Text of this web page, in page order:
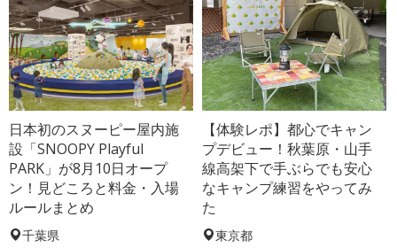
日本初のスヌーピー屋内施
設「SNOOPY Playful
PARK」が8月10日オープ
ン！見どころと料金・入場
ルールまとめ
千葉県
【体験レポ】都心でキャン
プデビュー！秋葉原・山手
線高架下で手ぶらでも安心
なキャンプ練習をやってみ
た
東京都